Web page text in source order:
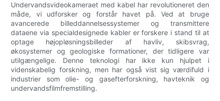
Undervandsvideokameraet med kabel har revolutioneret den
måde, vi udforsker og forstår havet på. Ved at bruge
avancerede billeddannelsessystemer og transmittere
dataene via specialdesignede kabler er forskere i stand til at
optage højopløsningsbilleder af havliv, skibsvrag,
økosystemer og geologiske formationer, der tidligere var
utilgængelige. Denne teknologi har ikke kun hjulpet i
videnskabelig forskning, men har også vist sig værdifuld i
industrier som olie- og gasefterforskning, havteknik og
undervandsfilmfremstilling.